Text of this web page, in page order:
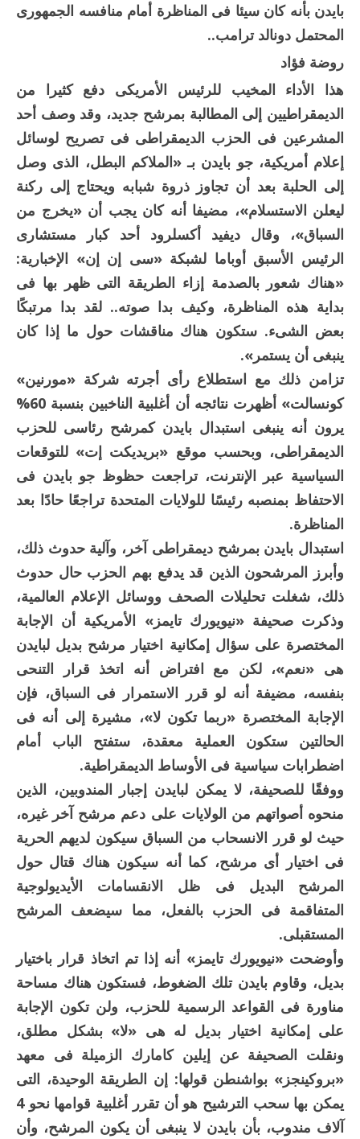
بايدن بأنه كان سيئا فى المناظرة أمام منافسه الجمهورى
المحتمل دونالد ترامب..
روضة فؤاد
هذا الأداء المخيب للرئيس الأمريكى دفع كثيرا من
الديمقراطيين إلى المطالبة بمرشح جديد، وقد وصف أحد
المشرعين فى الحزب الديمقراطى فى تصريح لوسائل
إعلام أمريكية، جو بايدن بـ «الملاكم البطل، الذى وصل
إلى الحلبة بعد أن تجاوز ذروة شبابه ويحتاج إلى ركنة
ليعلن الاستسلام»، مضيفا أنه كان يجب أن «يخرج من
السباق»، وقال ديفيد أكسلرود أحد كبار مستشارى
الرئيس الأسبق أوباما لشبكة «سى إن إن» الإخبارية:
«هناك شعور بالصدمة إزاء الطريقة التى ظهر بها فى
بداية هذه المناظرة، وكيف بدا صوته.. لقد بدا مرتبكًا
بعض الشىء. ستكون هناك مناقشات حول ما إذا كان
ينبغى أن يستمر».
تزامن ذلك مع استطلاع رأى أجرته شركة «مورنين»
كونسالت» أظهرت نتائجه أن أغلبية الناخبين بنسبة 60%
يرون أنه ينبغى استبدال بايدن كمرشح رئاسى للحزب
الديمقراطى، وبحسب موقع «بريديكت إت» للتوقعات
السياسية عبر الإنترنت، تراجعت حظوظ جو بايدن فى
الاحتفاظ بمنصبه رئيسًا للولايات المتحدة تراجعًا حادًا بعد
المناظرة.
استبدال بايدن بمرشح ديمقراطى آخر، وآلية حدوث ذلك،
وأبرز المرشحون الذين قد يدفع بهم الحزب حال حدوث
ذلك، شغلت تحليلات الصحف ووسائل الإعلام العالمية،
وذكرت صحيفة «نيويورك تايمز» الأمريكية أن الإجابة
المختصرة على سؤال إمكانية اختيار مرشح بديل لبايدن
هى «نعم»، لكن مع افتراض أنه اتخذ قرار التنحى
بنفسه، مضيفة أنه لو قرر الاستمرار فى السباق، فإن
الإجابة المختصرة «ربما تكون لا»، مشيرة إلى أنه فى
الحالتين ستكون العملية معقدة، ستفتح الباب أمام
اضطرابات سياسية فى الأوساط الديمقراطية.
ووفقًا للصحيفة، لا يمكن لبايدن إجبار المندوبين، الذين
منحوه أصواتهم من الولايات على دعم مرشح آخر غيره،
حيث لو قرر الانسحاب من السباق سيكون لديهم الحرية
فى اختيار أى مرشح، كما أنه سيكون هناك قتال حول
المرشح البديل فى ظل الانقسامات الأيديولوجية
المتفاقمة فى الحزب بالفعل، مما سيضعف المرشح
المستقبلى.
وأوضحت «نيويورك تايمز» أنه إذا تم اتخاذ قرار باختيار
بديل، وقاوم بايدن تلك الضغوط، فستكون هناك مساحة
مناورة فى القواعد الرسمية للحزب، ولن تكون الإجابة
على إمكانية اختيار بديل له هى «لا» بشكل مطلق،
ونقلت الصحيفة عن إيلين كامارك الزميلة فى معهد
«بروكينجز» بواشنطن قولها: إن الطريقة الوحيدة، التى
يمكن بها سحب الترشيح هو أن تقرر أغلبية قوامها نحو 4
آلاف مندوب، بأن بايدن لا ينبغى أن يكون المرشح، وأن